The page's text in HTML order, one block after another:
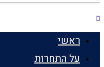
ראשי
על התחרות